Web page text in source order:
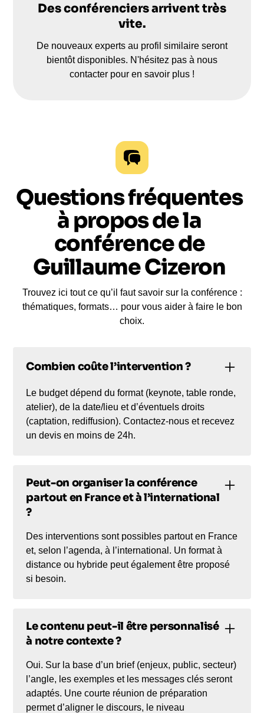
Des conférenciers arrivent très
vite.
De nouveaux experts au profil similaire seront
bientôt disponibles. N'hésitez pas à nous
contacter pour en savoir plus !
Questions fréquentes
à propos de la
conférence de
Guillaume Cizeron
Trouvez ici tout ce qu’il faut savoir sur la conférence :
thématiques, formats… pour vous aider à faire le bon
choix.
Combien coûte l’intervention ?
Le budget dépend du format (keynote, table ronde,
atelier), de la date/lieu et d’éventuels droits
(captation, rediffusion). Contactez-nous et recevez
un devis en moins de 24h.
Peut-on organiser la conférence
partout en France et à l’international
?
Des interventions sont possibles partout en France
et, selon l’agenda, à l’international. Un format à
distance ou hybride peut également être proposé
si besoin.
Le contenu peut-il être personnalisé
à notre contexte ?
Oui. Sur la base d’un brief (enjeux, public, secteur)
l’angle, les exemples et les messages clés seront
adaptés. Une courte réunion de préparation
permet d’aligner le discours, le niveau